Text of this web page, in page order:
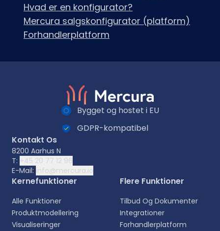
Hvad er en konfigurator?
Mercura salgskonfigurator (platform)
Forhandlerplatform
Bygget og hostet i EU
GDPR-kompatibel
Kontakt Os
8200 Aarhus N
T: +45 20 77 12 96
E-Mail: info@mercura.io
Kernefunktioner
Alle Funktioner
Produktmodellering
Visualiseringer
Flere Funktioner
Tilbud Og Dokumenter
Integrationer
Forhandlerplatform